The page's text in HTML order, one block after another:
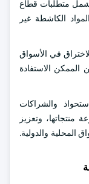
متطلبات قطاع
الكاشطة غير
في الأسواق
الممكن الاستفادة
والشراكات
منتجاتها، وتعزيز
المحلية والدولية.